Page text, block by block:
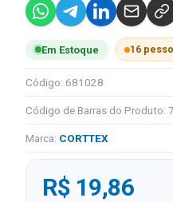
Em Estoque 16
Código: 681028
Código de Barras do Produto:
Marca: CORTTEX
R$ 19,86